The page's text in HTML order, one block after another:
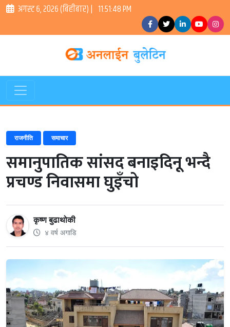
अगस्ट ६, २०२६ (बिहीबार) | 11:51:49 PM
राजनीति समाचार
समानुपातिक सांसद बनाइदिनू भन्दै
प्रचण्ड निवासमा घुइँचो
कृष्ण बुढाथोकी
४ वर्ष अगाडि